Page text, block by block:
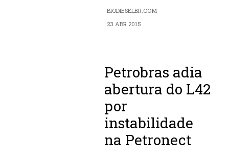
BIODIESELBR.COM
23 ABR 2015
Petrobras adia
abertura do L42
por
instabilidade
na Petronect